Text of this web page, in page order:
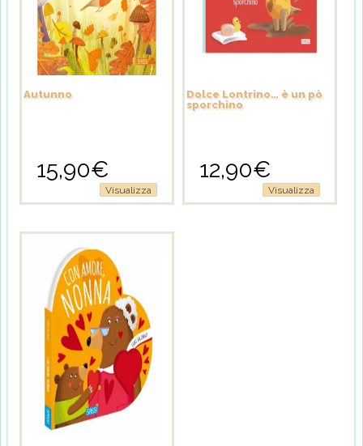
Autunno
15,90€
Visualizza
Dolce Lontrino… è un pò
sporchino
12,90€
Visualizza